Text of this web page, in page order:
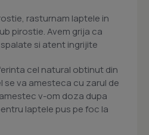
rasturnam laptele in
pirostie. Avem grija ca
si atent ingrijite
cel natural obtinut din
se va amesteca cu zarul de
v-om doza dupa
laptele pus pe foc la